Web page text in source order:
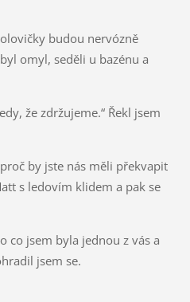
budou nervózně
omyl, seděli u bazénu a
že zdržujeme.“ Řekl jsem
by jste nás měli překvapit
s ledovím klidem a pak se
co jsem byla jednou z vás a
jsem se.